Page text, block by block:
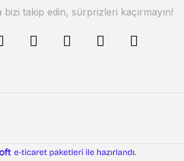
bizi takip edin, sürprizleri kaçırmayın!
ideasoft
e-